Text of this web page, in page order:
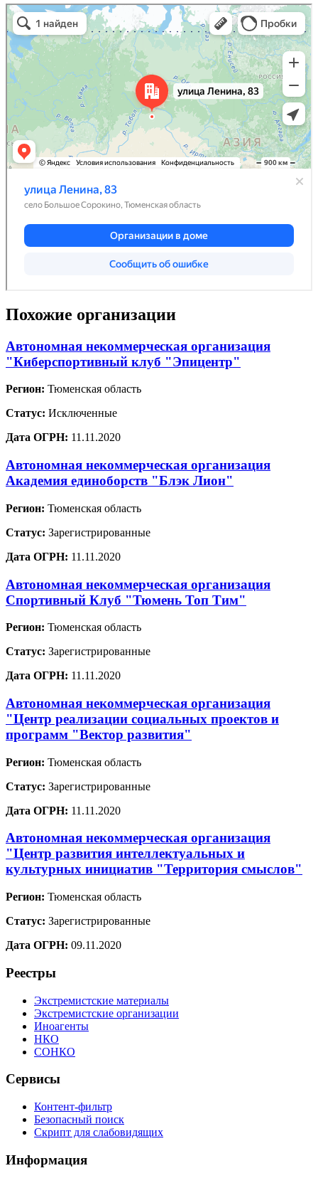
Похожие организации
Автономная некоммерческая организация
"Киберспортивный клуб "Эпицентр"
Регион: Тюменская область
Статус: Исключенные
Дата ОГРН: 11.11.2020
Автономная некоммерческая организация
Академия единоборств "Блэк Лион"
Регион: Тюменская область
Статус: Зарегистрированные
Дата ОГРН: 11.11.2020
Автономная некоммерческая организация
Спортивный Клуб "Тюмень Топ Тим"
Регион: Тюменская область
Статус: Зарегистрированные
Дата ОГРН: 11.11.2020
Автономная некоммерческая организация
"Центр реализации социальных проектов и
программ "Вектор развития"
Регион: Тюменская область
Статус: Зарегистрированные
Дата ОГРН: 11.11.2020
Автономная некоммерческая организация
"Центр развития интеллектуальных и
культурных инициатив "Территория смыслов"
Регион: Тюменская область
Статус: Зарегистрированные
Дата ОГРН: 09.11.2020
Реестры
Экстремистские материалы
Экстремистские организации
Иноагенты
НКО
СОНКО
Сервисы
Контент-фильтр
Безопасный поиск
Скрипт для слабовидящих
Информация